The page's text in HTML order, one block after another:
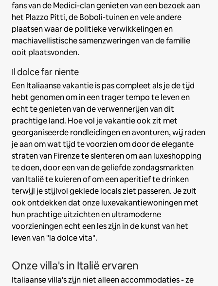
fans van de Medici-clan genieten van een bezoek aan
het Plazzo Pitti, de Boboli-tuinen en vele andere
plaatsen waar de politieke verwikkelingen en
machiavellistische samenzweringen van de familie
ooit plaatsvonden.
Il dolce far niente
Een Italiaanse vakantie is pas compleet als je de tijd
hebt genomen om in een trager tempo te leven en
echt te genieten van de verwennerijen van dit
prachtige land. Hoe vol je vakantie ook zit met
georganiseerde rondleidingen en avonturen, wij raden
je aan om wat tijd te voorzien om door de elegante
straten van Firenze te slenteren om aan luxeshopping
te doen, door een van de geliefde zondagsmarkten
van Italië te kuieren of om een aperitief te drinken
terwijl je stijlvol geklede locals ziet passeren. Je zult
ook ontdekken dat onze luxevakantiewoningen met
hun prachtige uitzichten en ultramoderne
voorzieningen echt een les zijn in de kunst van het
leven van "la dolce vita".
Onze villa's in Italië ervaren
Italiaanse villa's zijn niet alleen accommodaties - ze